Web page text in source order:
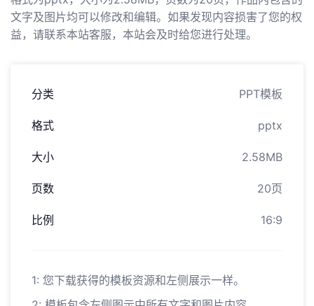
文字及图片均可以修改和编辑。如果发现内容损害了您的权
益，请联系本站客服，本站会及时给您进行处理。
分类 PPT模板
格式 pptx
大小 2.58MB
页数 20页
比例 16:9
1: 您下载获得的模板资源和左侧展示一样。